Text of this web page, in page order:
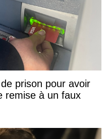
prison pour avoir
remise à un faux